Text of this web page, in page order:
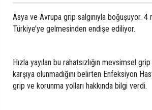
Asya ve Avrupa grip salgınıyla boğuşuyor. 4
Türkiye’ye gelmesinden endişe ediliyor.
Hızla yayılan bu rahatsızlığın mevsimsel
karşıya olunmadığını belirten Enfeksiyon
grip ve korunma yolları hakkında bilgi verdi.